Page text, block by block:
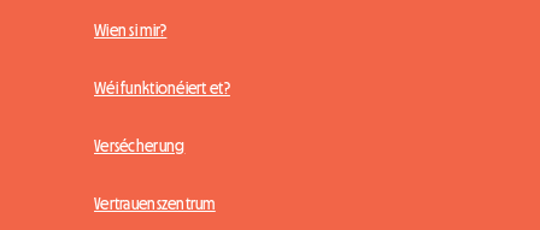
Wien si mir?
Wéi funktionéiert et?
Versécherung
Vertrauenszentrum